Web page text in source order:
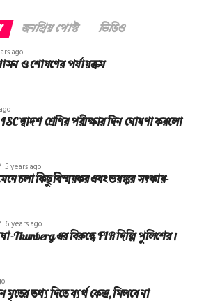
জনপ্রিয় পোস্ট ভিডিও
ago
ও শোষণের পর্যায়ক্রম
দ্বাদশ শ্রেণির পরীক্ষার দিন ঘোষণা করলো
5 years ago
চলা কিছু বিস্ময়কর এবং ভয়ঙ্কর সত্‍কার-
6 years ago
Thunberg এর বিরুদ্ধে FIR দিল্লি পুলিশের।
তথ‌্য দিতে ব্যর্থ কেন্দ্র, মিলবে না